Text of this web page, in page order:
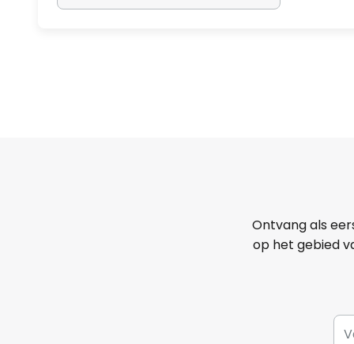
Ontvang als
op het gebied